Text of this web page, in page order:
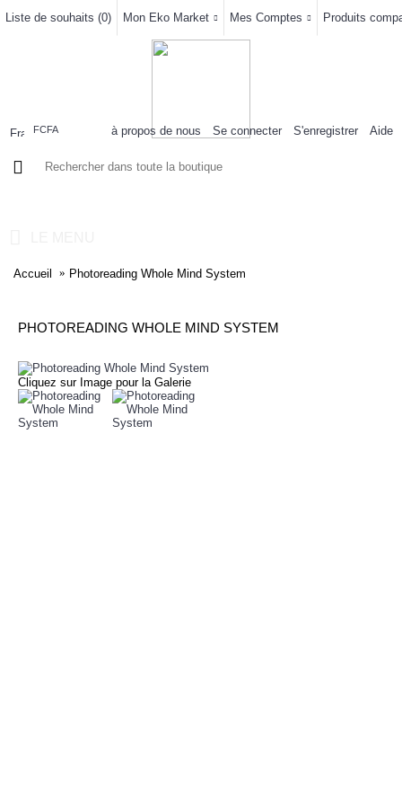
Liste de souhaits (0) Mon Eko Market Mes Comptes Produits
FCFA à propos de nous Se connecter S'enregistrer Aide
Accueil Photoreading Whole Mind System
PHOTOREADING WHOLE MIND SYSTEM
Cliquez sur Image pour la Galerie